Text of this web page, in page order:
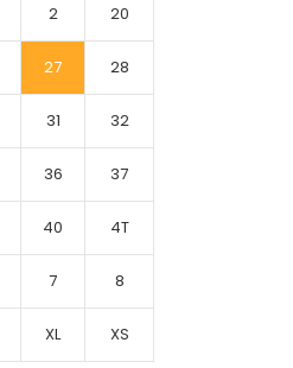
2 20
27 28
31 32
36 37
40 4T
7 8
XL XS